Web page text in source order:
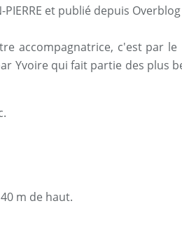
PIERRE et publié depuis Overblog
accompagnatrice, c'est par le
Yvoire qui fait partie des plus
m de haut.